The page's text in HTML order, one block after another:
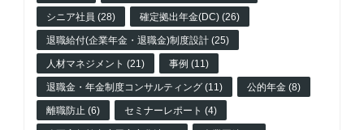
シニア社員 (28) 確定拠出年金(DC) (26)
退職給付(企業年金・退職金)制度設計 (25)
人材マネジメント (21) 事例 (11)
退職金・年金制度コンサルティング (11) 公的年金 (8)
離職防止 (6) セミナーレポート (4)